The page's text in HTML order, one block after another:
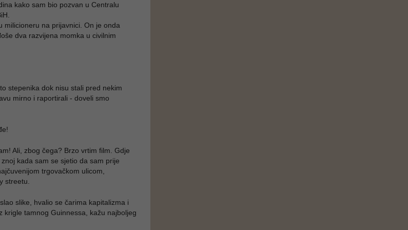
kako sam bio pozvan u Centralu
milicioneru na prijavnici. On je onda
dva razvijena momka u civilnim
stepenika dok nisu stali pred nekim
mirno i raportirali - doveli smo
Ali, zbog čega? Brzo vrtim film. Gdje
kada sam se sjetio da sam prije
trgovačkom ulicom,
streetu.
slike, hvalio se čarima kapitalizma i
krigle tamnog Guinnessa, kažu najboljeg